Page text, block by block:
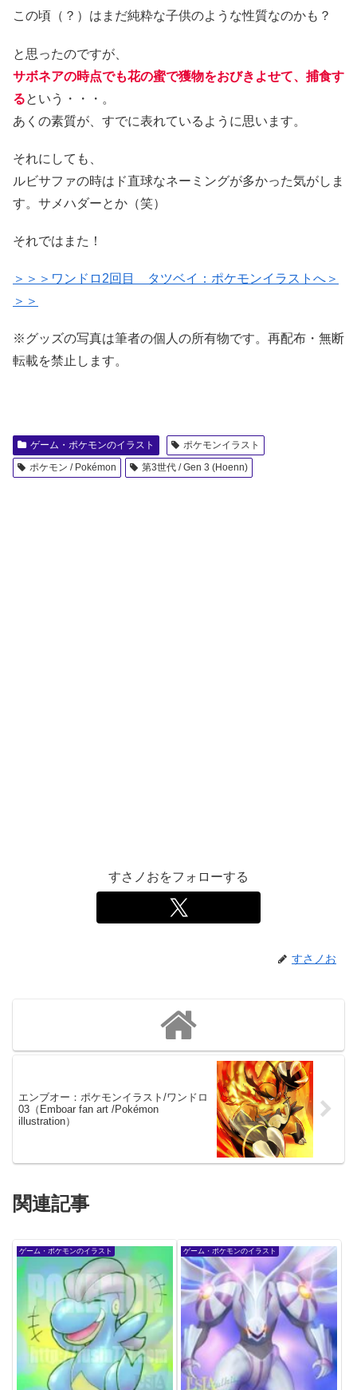
この頃（？）はまだ純粋な子供のような性質なのかも？
と思ったのですが、
サボネアの時点でも花の蜜で獲物をおびきよせて、捕食す
るという・・・。
あくの素質が、すでに表れているように思います。
それにしても、
ルビサファの時はド直球なネーミングが多かった気がしま
す。サメハダーとか（笑）
それではまた！
＞＞＞ワンドロ2回目 タツベイ：ポケモンイラストへ＞
＞＞
※グッズの写真は筆者の個人の所有物です。再配布・無断
転載を禁止します。
ゲーム・ポケモンのイラスト
ポケモンイラスト
ポケモン / Pokémon
第3世代 / Gen 3 (Hoenn)
すさノおをフォローする
すさノお
エンブオー：ポケモンイラスト/ワンドロ
03（Emboar fan art /Pokémon
illustration）
関連記事
ゲーム・ポケモンのイラスト ゲーム・ポケモンのイラスト